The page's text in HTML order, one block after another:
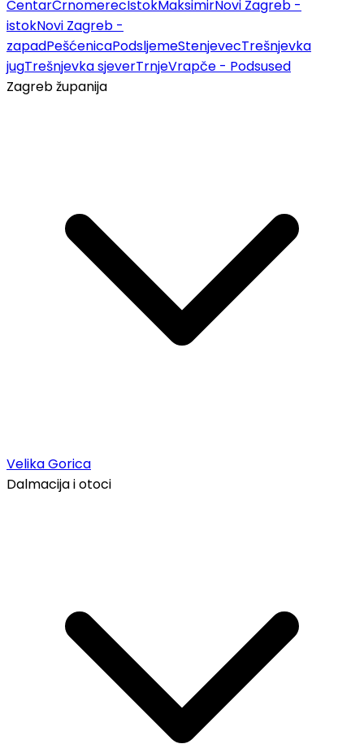
CentarČrnomerecIstokMaksimirNovi Zagreb -
istokNovi Zagreb -
zapadPešćenicaPodsljemeStenjevecTrešnjevka
jugTrešnjevka sjeverTrnjeVrapče - Podsused
Zagreb županija
Velika Gorica
Dalmacija i otoci